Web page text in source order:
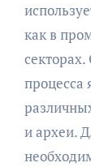
как в
процесса
и археи.